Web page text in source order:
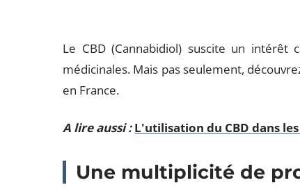
Le CBD (Cannabidiol) suscite un
médicinales. Mais pas seulement,
en France.
A lire aussi : L'utilisation du CBD dans
Une multiplicité de